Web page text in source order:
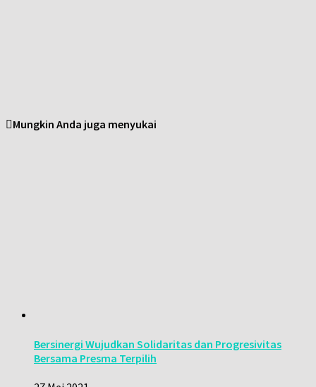
Mungkin Anda juga menyukai
Bersinergi Wujudkan Solidaritas dan Progresivitas
Bersama Presma Terpilih